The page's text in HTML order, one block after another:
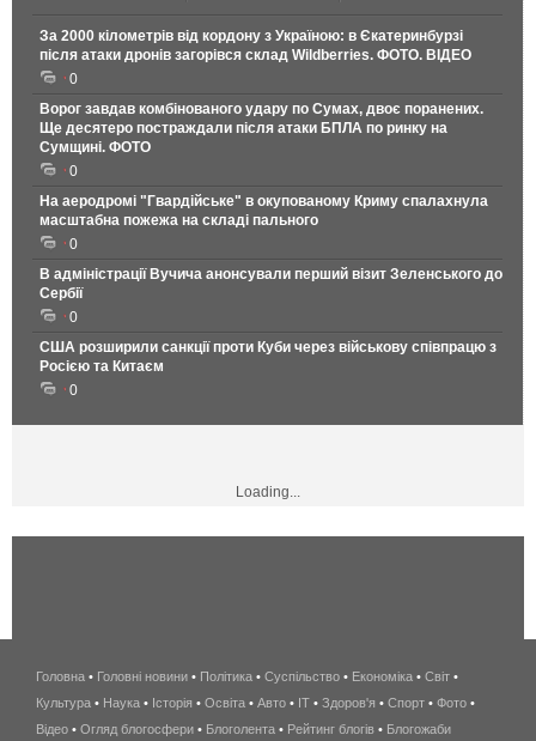
За 2000 кілометрів від кордону з Україною: в Єкатеринбурзі
після атаки дронів загорівся склад Wildberries. ФОТО. ВІДЕО
0
Ворог завдав комбінованого удару по Сумах, двоє поранених.
Ще десятеро постраждали після атаки БПЛА по ринку на
Сумщині. ФОТО
0
На аеродромі "Гвардійське" в окупованому Криму спалахнула
масштабна пожежа на складі пального
0
В адміністрації Вучича анонсували перший візит Зеленського до
Сербії
0
США розширили санкції проти Куби через військову співпрацю з
Росією та Китаєм
0
Loading...
беспроводной
интернет
киев
Головна • Головні новини • Політика • Суспільство • Економіка • Світ •
Культура • Наука • Історія • Освіта • Авто • IT • Здоров'я • Спорт • Фото •
Відео • Огляд блогосфери • Блоголента • Рейтинг блогів • Блогожаби